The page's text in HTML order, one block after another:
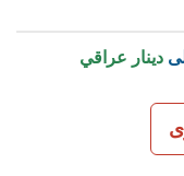
دينار عراقي